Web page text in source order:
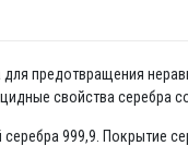
предотвращения
свойства серебра
999,9. Покрытие